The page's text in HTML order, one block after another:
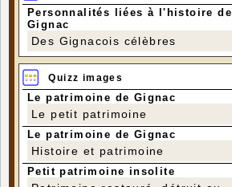
Personnalités liées à l'histoire de
Gignac
Des Gignacois célèbres
Quizz images
Le patrimoine de Gignac
Le petit patrimoine
Le patrimoine de Gignac
Histoire et patrimoine
Petit patrimoine insolite